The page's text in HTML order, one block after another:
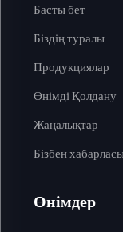
Басты бет
Біздің туралы
Продукциялар
Өнімді Қолдану
Жаңалықтар
Бізбен
Өнімдер